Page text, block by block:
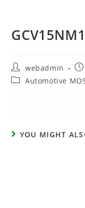
webadmin
Automotive
YOU MIGHT